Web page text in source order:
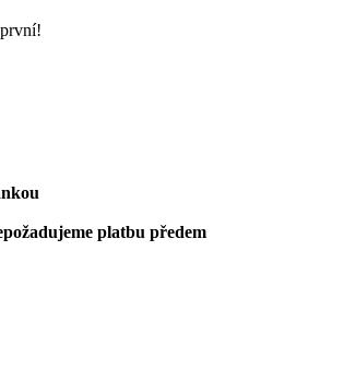
platbu předem